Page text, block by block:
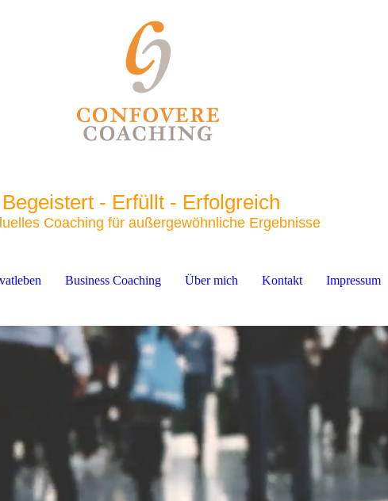
Begeistert - Erfüllt - Erfolgreich
Coaching für außergewöhnliche Ergebnisse
Business Coaching Über mich Kontakt Impressum